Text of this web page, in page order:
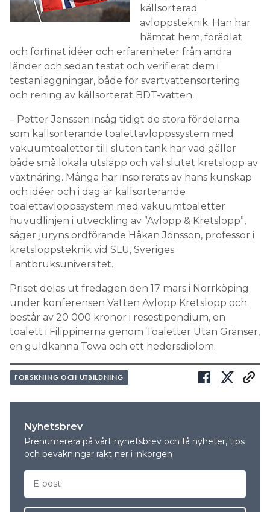
källsorterad
avloppsteknik. Han har
hämtat hem, förädlat
och förfinat idéer och erfarenheter från andra
länder och sedan testat och verifierat dem i
testanläggningar, både för svartvattensortering
och rening av källsorterat BDT-vatten.
– Petter Jenssen insåg tidigt de stora fördelarna
som källsorterande toalettavloppssystem med
vakuumtoaletter till sluten tank har vad gäller
både små lokala utsläpp och väl slutet kretslopp av
växtnäring. Många har inspirerats av hans kunskap
och idéer och i dag är källsorterande
toalettavloppssystem med vakuumtoaletter
huvudlinjen i utveckling av ”Avlopp & Kretslopp”,
säger juryns ordförande Håkan Jönsson, professor i
kretsloppsteknik vid SLU, Sveriges
Lantbruksuniversitet.
Priset delas ut fredagen den 17 mars i Norrköping
under konferensen Vatten Avlopp Kretslopp och
består av 20 000 kronor i resestipendium, en
toalett i Filippinerna genom Toaletter Utan Gränser,
en guldkanna Towa och ett hedersdiplom.
FORSKNING OCH UTBILDNING
Nyhetsbrev
Prenumerera på vårt nyhetsbrev och få nyheter, tips
och bevakningar rakt ner i inkorgen